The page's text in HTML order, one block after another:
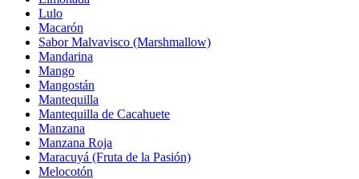
Lulo
Macarón
Sabor Malvavisco (Marshmallow)
Mandarina
Mango
Mangostán
Mantequilla
Mantequilla de Cacahuete
Manzana
Manzana Roja
Maracuyá (Fruta de la Pasión)
Melocotón